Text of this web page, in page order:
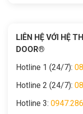
LIÊN HỆ VỚI HỆ
DOOR®
Hotline 1 (24/7):
Hotline 2 (24/7):
Hotline 3: